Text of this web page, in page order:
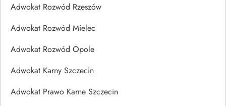
Adwokat Rozwód Rzeszów
Adwokat Rozwód Mielec
Adwokat Rozwód Opole
Adwokat Karny Szczecin
Adwokat Prawo Karne Szczecin